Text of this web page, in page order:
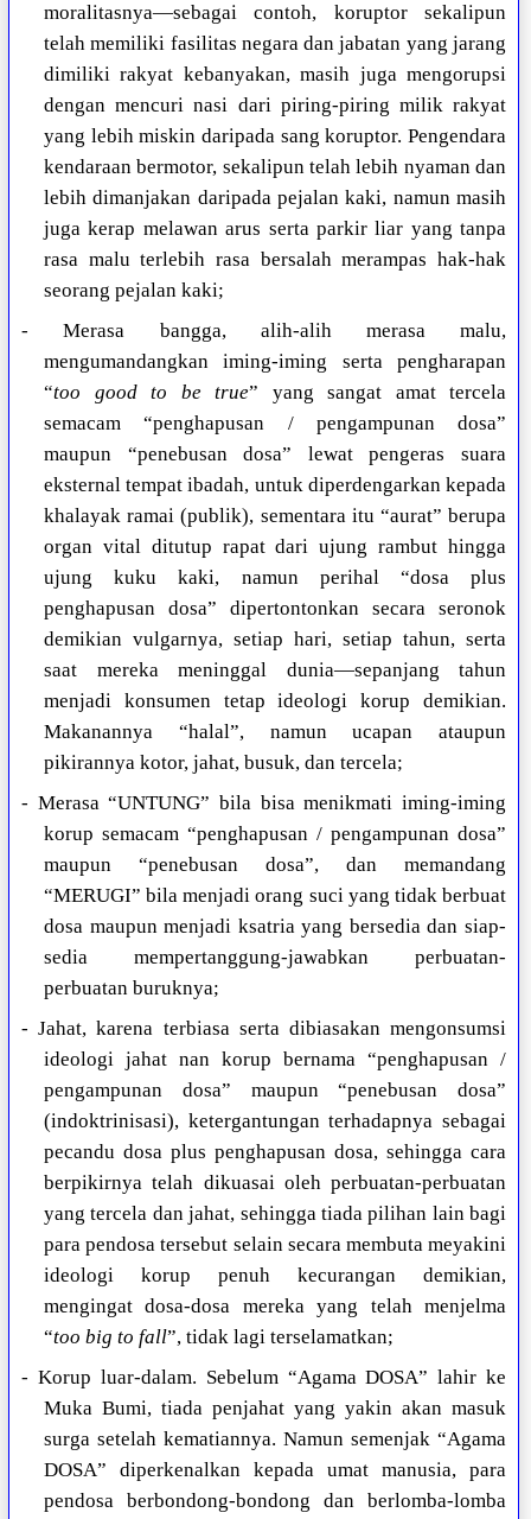
moralitasnya—sebagai contoh, koruptor sekalipun
telah memiliki fasilitas negara dan jabatan yang jarang
dimiliki rakyat kebanyakan, masih juga mengorupsi
dengan mencuri nasi dari piring-piring milik rakyat
yang lebih miskin daripada sang koruptor. Pengendara
kendaraan bermotor, sekalipun telah lebih nyaman dan
lebih dimanjakan daripada pejalan kaki, namun masih
juga kerap melawan arus serta parkir liar yang tanpa
rasa malu terlebih rasa bersalah merampas hak-hak
seorang pejalan kaki;
- Merasa bangga, alih-alih merasa malu,
mengumandangkan iming-iming serta pengharapan
“too good to be true” yang sangat amat tercela
semacam “penghapusan / pengampunan dosa”
maupun “penebusan dosa” lewat pengeras suara
eksternal tempat ibadah, untuk diperdengarkan kepada
khalayak ramai (publik), sementara itu “aurat” berupa
organ vital ditutup rapat dari ujung rambut hingga
ujung kuku kaki, namun perihal “dosa plus
penghapusan dosa” dipertontonkan secara seronok
demikian vulgarnya, setiap hari, setiap tahun, serta
saat mereka meninggal dunia—sepanjang tahun
menjadi konsumen tetap ideologi korup demikian.
Makanannya “halal”, namun ucapan ataupun
pikirannya kotor, jahat, busuk, dan tercela;
- Merasa “UNTUNG” bila bisa menikmati iming-iming
korup semacam “penghapusan / pengampunan dosa”
maupun “penebusan dosa”, dan memandang
“MERUGI” bila menjadi orang suci yang tidak berbuat
dosa maupun menjadi ksatria yang bersedia dan siap-
sedia mempertanggung-jawabkan perbuatan-
perbuatan buruknya;
- Jahat, karena terbiasa serta dibiasakan mengonsumsi
ideologi jahat nan korup bernama “penghapusan /
pengampunan dosa” maupun “penebusan dosa”
(indoktrinisasi), ketergantungan terhadapnya sebagai
pecandu dosa plus penghapusan dosa, sehingga cara
berpikirnya telah dikuasai oleh perbuatan-perbuatan
yang tercela dan jahat, sehingga tiada pilihan lain bagi
para pendosa tersebut selain secara membuta meyakini
ideologi korup penuh kecurangan demikian,
mengingat dosa-dosa mereka yang telah menjelma
“too big to fall”, tidak lagi terselamatkan;
- Korup luar-dalam. Sebelum “Agama DOSA” lahir ke
Muka Bumi, tiada penjahat yang yakin akan masuk
surga setelah kematiannya. Namun semenjak “Agama
DOSA” diperkenalkan kepada umat manusia, para
pendosa berbondong-bondong dan berlomba-lomba